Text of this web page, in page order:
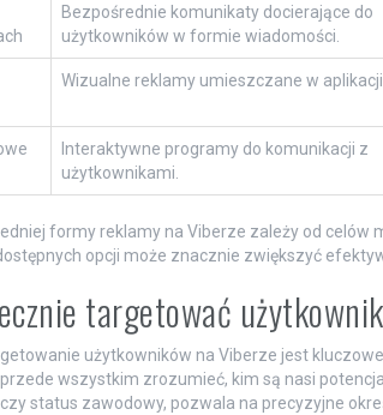
Bezpośrednie komunikaty docierające do
użytkowników w formie wiadomości.
Wizualne reklamy umieszczane w
Interaktywne programy do komunikacji z
użytkownikami.
formy reklamy na Viberze zależy od
opcji może znacznie zwiększyć
targetować
użytkowników na Viberze jest
wszystkim zrozumieć, kim są nasi
czy status zawodowy, pozwala na precyzyjne